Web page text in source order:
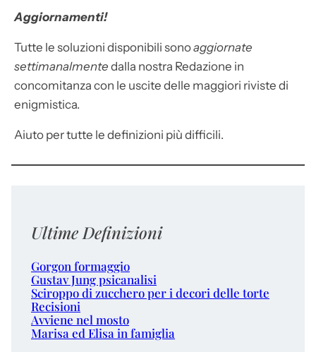
Aggiornamenti!
Tutte le soluzioni disponibili sonoaggiornate
settimanalmente dalla nostra Redazione in
concomitanza con le uscite delle maggiori riviste di
enigmistica.
Aiuto per tutte le definizioni più difficili.
Ultime Definizioni
Gorgon formaggio
Gustav Jung psicanalisi
Sciroppo di zucchero per i decori delle torte
Recisioni
Avviene nel mosto
Marisa ed Elisa in famiglia